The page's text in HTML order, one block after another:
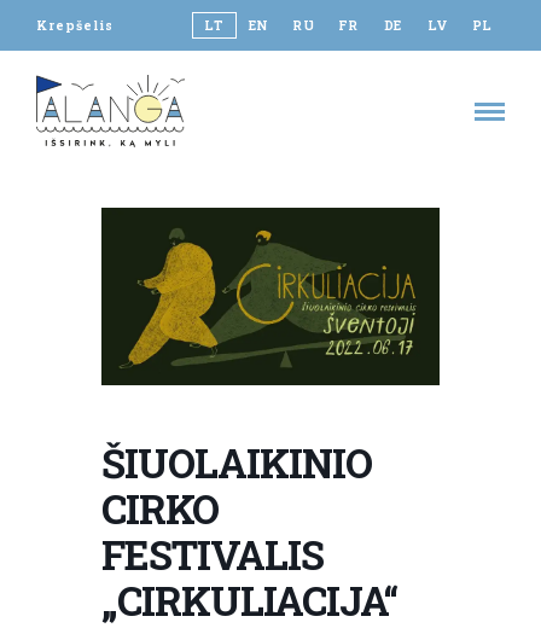
Krepšelis LT EN RU FR DE LV PL
ŠIUOLAIKINIO
CIRKO
FESTIVALIS
„CIRKULIACIJA“